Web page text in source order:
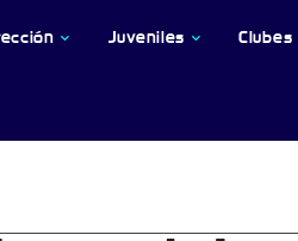
Juveniles Clubes